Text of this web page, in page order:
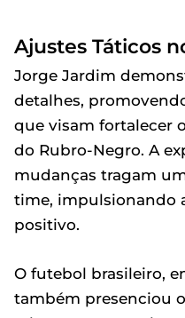
Ajustes Táticos
Jorge Jardim
detalhes,
que visam fortalecer
do Rubro-Negro. A
mudanças tragam
time, impulsionando
positivo.
O futebol brasileiro,
também presenciou